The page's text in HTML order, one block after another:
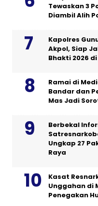
Tewaskan 3
Diambil Alih
Kapolres
Akpol, Siap
Bhakti 2026
Ramai di
Bandar dan
Mas Jadi
Berbekal
Ungkap 27
Raya
Kasat
Unggahan di
Penegakan